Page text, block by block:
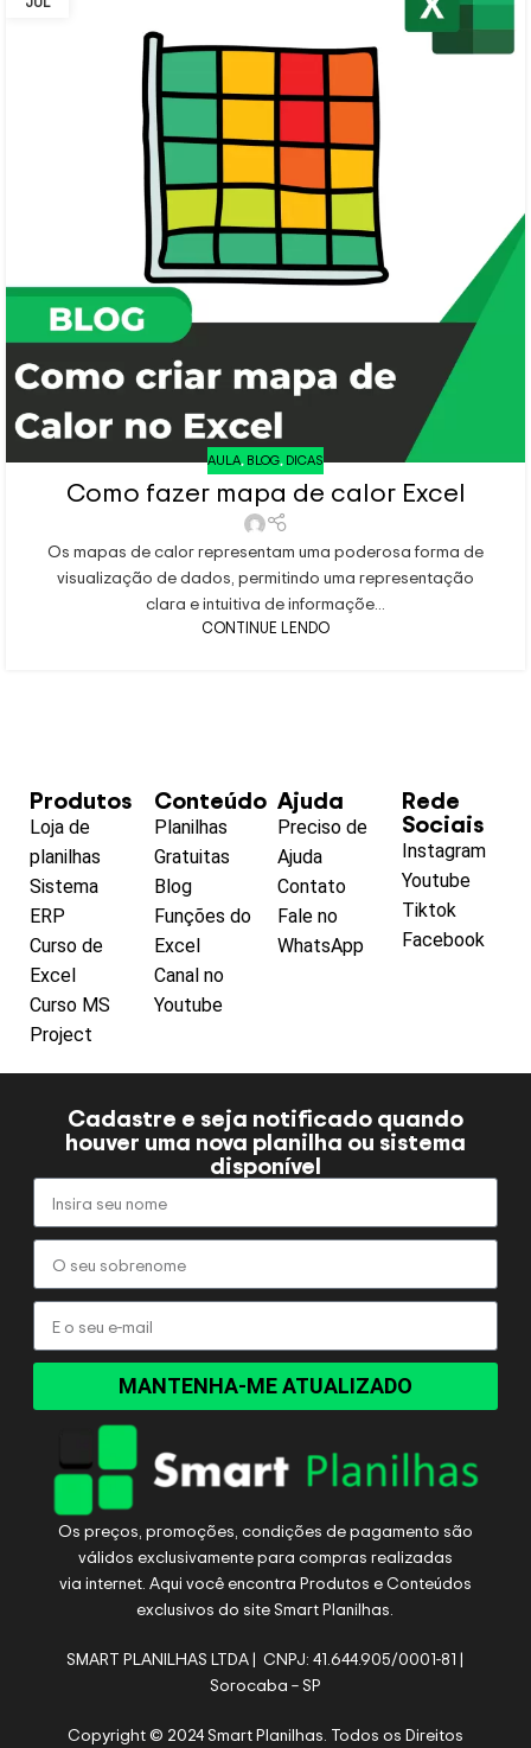
AULA,BLOG,DICAS
Como fazer mapa de calor Excel
Os mapas de calor representam uma poderosa forma de
visualização de dados, permitindo uma representação
clara e intuitiva de informaçõe...
CONTINUE LENDO
Produtos
Loja de
planilhas
Sistema
ERP
Curso de
Excel
Curso MS
Project
Conteúdo
Planilhas
Gratuitas
Blog
Funções do
Excel
Canal no
Youtube
Ajuda
Preciso de
Ajuda
Contato
Fale no
WhatsApp
Rede
Sociais
Instagram
Youtube
Tiktok
Facebook
Cadastre e seja notificado quando
houver uma nova planilha ou sistema
disponível
MANTENHA-ME ATUALIZADO
Os preços, promoções, condições de pagamento são
válidos exclusivamente para compras realizadas
via internet. Aqui você encontra Produtos e Conteúdos
exclusivos do site Smart Planilhas.
SMART PLANILHAS LTDA | CNPJ: 41.644.905/0001-81 |
Sorocaba – SP
Copyright © 2024 Smart Planilhas. Todos os Direitos